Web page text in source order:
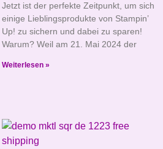
Jetzt ist der perfekte Zeitpunkt, um sich
einige Lieblingsprodukte von Stampin’
Up! zu sichern und dabei zu sparen!
Warum? Weil am 21. Mai 2024 der
Weiterlesen »